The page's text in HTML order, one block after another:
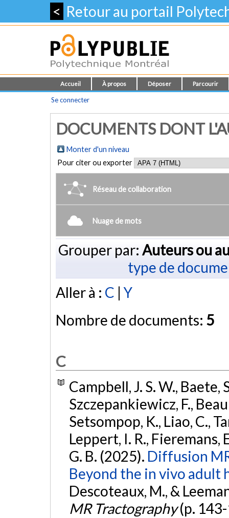
< Retour au portail
Accueil À propos Déposer Parcourir
Se connecter
DOCUMENTS DONT
Monter d'un niveau
Pour citer ou exporter
Réseau de collaboration
Nuage de mots
Grouper par: Auteurs ou
type de
Aller à : C |Y
Nombre de documents: 5
C
Campbell, J. S. W., Baete,
Szczepankiewicz, F.,
Setsompop, K., Liao, C.,
Leppert, I. R., Fieremans,
G. B. (2025). Diffusion
Beyond the in vivo adult
Descoteaux, M., &
MR Tractography(p.